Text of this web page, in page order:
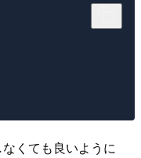
くても良いように